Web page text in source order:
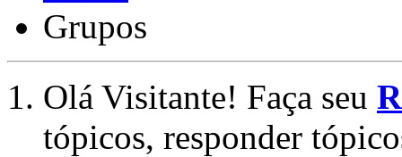
Grupos
Olá Visitante! Faça seu
tópicos, responder